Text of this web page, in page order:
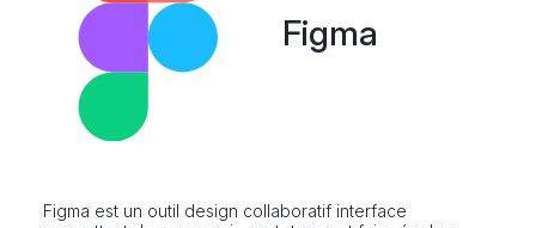
Figma
Figma est un outil design collaboratif interface